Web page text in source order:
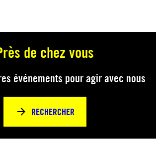
de chez vous
événements pour agir avec nous
RECHERCHER